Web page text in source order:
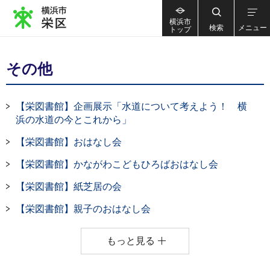
横浜市
トップ
検索 メニュー
その他
【栄図書館】企画展示「水道について考えよう！ 横
浜の水道の今とこれから」
【栄図書館】おはなし会
【栄図書館】かながわこどもひろばおはなし会
【栄図書館】紙芝居の会
【栄図書館】親子のおはなし会
もっと見る